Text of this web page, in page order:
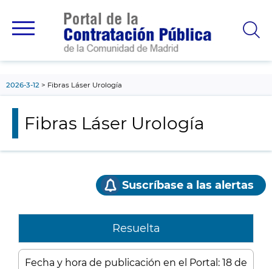
principal
2026-3-12 Fibras Láser Urología
Fibras Láser Urología
Suscríbase a las alertas
Resuelta
Fecha y hora de publicación en el Portal: 18 de